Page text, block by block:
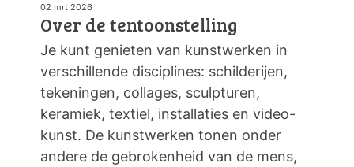
02 mrt 2026
Over de tentoonstelling
Je kunt genieten van kunstwerken in
verschillende disciplines: schilderijen,
tekeningen, collages, sculpturen,
keramiek, textiel, installaties en video-
kunst. De kunstwerken tonen onder
andere de gebrokenheid van de mens,